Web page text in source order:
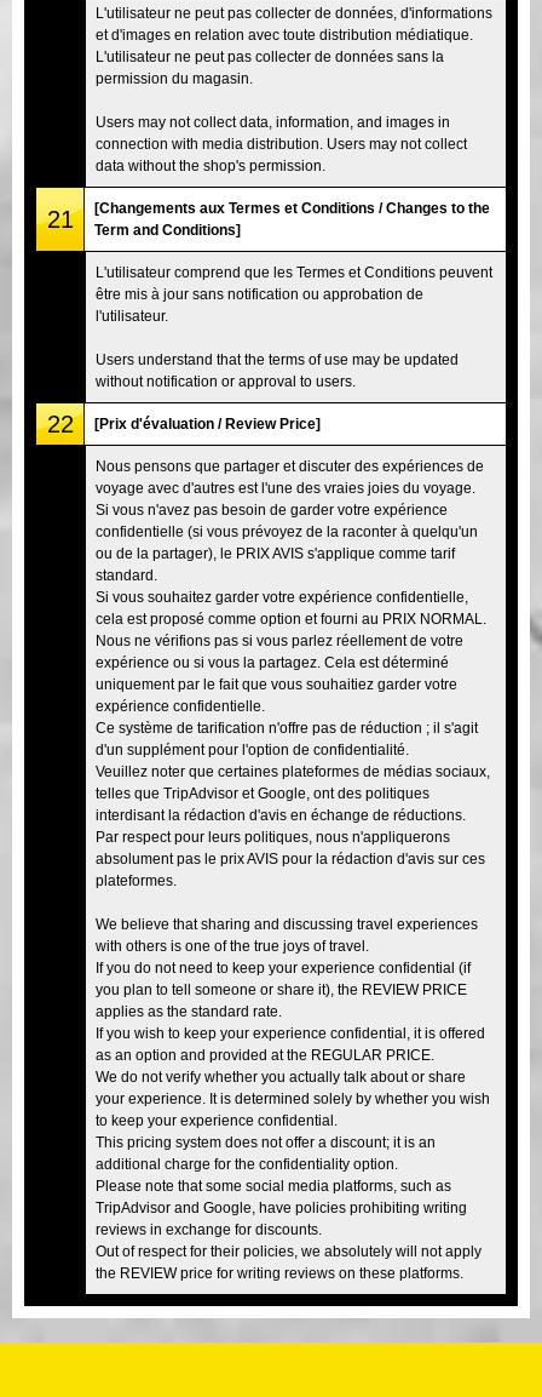
L'utilisateur ne peut pas collecter de données, d'informations
et d'images en relation avec toute distribution médiatique.
L'utilisateur ne peut pas collecter de données sans la
permission du magasin.
Users may not collect data, information, and images in
connection with media distribution. Users may not collect
data without the shop's permission.
21
[Changements aux Termes et Conditions / Changes to the
Term and Conditions]
L'utilisateur comprend que les Termes et Conditions peuvent
être mis à jour sans notification ou approbation de
l'utilisateur.
Users understand that the terms of use may be updated
without notification or approval to users.
22 [Prix d'évaluation / Review Price]
Nous pensons que partager et discuter des expériences de
voyage avec d'autres est l'une des vraies joies du voyage.
Si vous n'avez pas besoin de garder votre expérience
confidentielle (si vous prévoyez de la raconter à quelqu'un
ou de la partager), le PRIX AVIS s'applique comme tarif
standard.
Si vous souhaitez garder votre expérience confidentielle,
cela est proposé comme option et fourni au PRIX NORMAL.
Nous ne vérifions pas si vous parlez réellement de votre
expérience ou si vous la partagez. Cela est déterminé
uniquement par le fait que vous souhaitiez garder votre
expérience confidentielle.
Ce système de tarification n'offre pas de réduction ; il s'agit
d'un supplément pour l'option de confidentialité.
Veuillez noter que certaines plateformes de médias sociaux,
telles que TripAdvisor et Google, ont des politiques
interdisant la rédaction d'avis en échange de réductions.
Par respect pour leurs politiques, nous n'appliquerons
absolument pas le prix AVIS pour la rédaction d'avis sur ces
plateformes.
We believe that sharing and discussing travel experiences
with others is one of the true joys of travel.
If you do not need to keep your experience confidential (if
you plan to tell someone or share it), the REVIEW PRICE
applies as the standard rate.
If you wish to keep your experience confidential, it is offered
as an option and provided at the REGULAR PRICE.
We do not verify whether you actually talk about or share
your experience. It is determined solely by whether you wish
to keep your experience confidential.
This pricing system does not offer a discount; it is an
additional charge for the confidentiality option.
Please note that some social media platforms, such as
TripAdvisor and Google, have policies prohibiting writing
reviews in exchange for discounts.
Out of respect for their policies, we absolutely will not apply
the REVIEW price for writing reviews on these platforms.